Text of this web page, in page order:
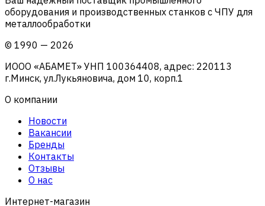
оборудования и производственных станков с ЧПУ для
металлообработки
© 1990 — 2026
ИООО «АБАМЕТ» УНП 100364408, адрес: 220113
г.Минск, ул.Лукьяновича, дом 10, корп.1
О компании
Новости
Вакансии
Бренды
Контакты
Отзывы
О нас
Интернет-магазин